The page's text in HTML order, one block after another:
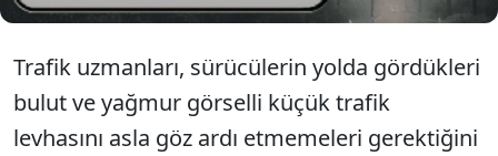
Trafik uzmanları, sürücülerin yolda gördükleri
bulut ve yağmur görselli küçük trafik
levhasını asla göz ardı etmemeleri gerektiğini